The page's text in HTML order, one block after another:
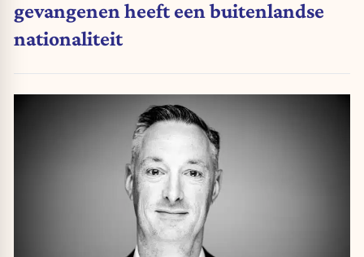
gevangenen heeft een buitenlandse
nationaliteit